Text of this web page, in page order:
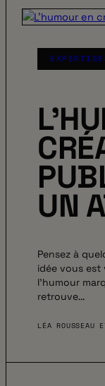
UN
Pensez à
idée vous est
l’humour
retrouve…
LÉA ROUSSEAU